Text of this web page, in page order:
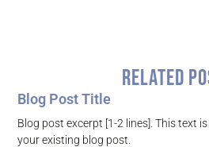
Related
Blog Post Title
Blog post excerpt [1-2 lines]. This text
your existing blog post.